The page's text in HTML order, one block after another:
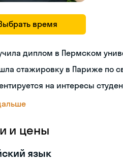
время
диплом в Пермском
стажировку в Париже по
на интересы
и цены
язык